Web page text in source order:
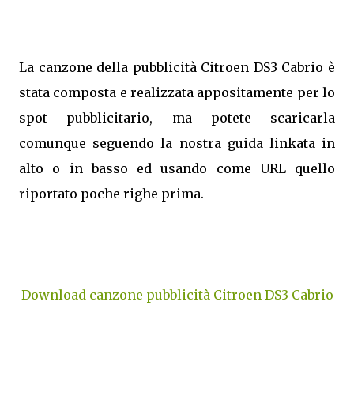
La canzone della pubblicità Citroen DS3 Cabrio è
stata composta e realizzata appositamente per lo
spot pubblicitario, ma potete scaricarla
comunque seguendo la nostra guida linkata in
alto o in basso ed usando come URL quello
riportato poche righe prima.
Download canzone pubblicità Citroen DS3 Cabrio